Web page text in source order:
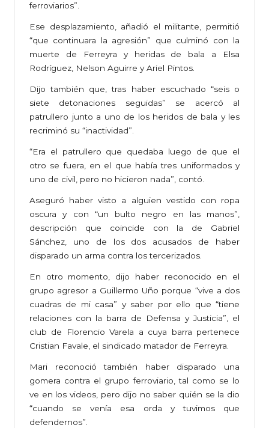
ferroviarios”.
Ese desplazamiento, añadió el militante, permitió
“que continuara la agresión” que culminó con la
muerte de Ferreyra y heridas de bala a Elsa
Rodríguez, Nelson Aguirre y Ariel Pintos.
Dijo también que, tras haber escuchado “seis o
siete detonaciones seguidas” se acercó al
patrullero junto a uno de los heridos de bala y les
recriminó su “inactividad”.
“Era el patrullero que quedaba luego de que el
otro se fuera, en el que había tres uniformados y
uno de civil, pero no hicieron nada”, contó.
Aseguró haber visto a alguien vestido con ropa
oscura y con “un bulto negro en las manos”,
descripción que coincide con la de Gabriel
Sánchez, uno de los dos acusados de haber
disparado un arma contra los tercerizados.
En otro momento, dijo haber reconocido en el
grupo agresor a Guillermo Uño porque “vive a dos
cuadras de mi casa” y saber por ello que “tiene
relaciones con la barra de Defensa y Justicia”, el
club de Florencio Varela a cuya barra pertenece
Cristian Favale, el sindicado matador de Ferreyra.
Mari reconoció también haber disparado una
gomera contra el grupo ferroviario, tal como se lo
ve en los videos, pero dijo no saber quién se la dio
“cuando se venía esa orda y tuvimos que
defendernos”.